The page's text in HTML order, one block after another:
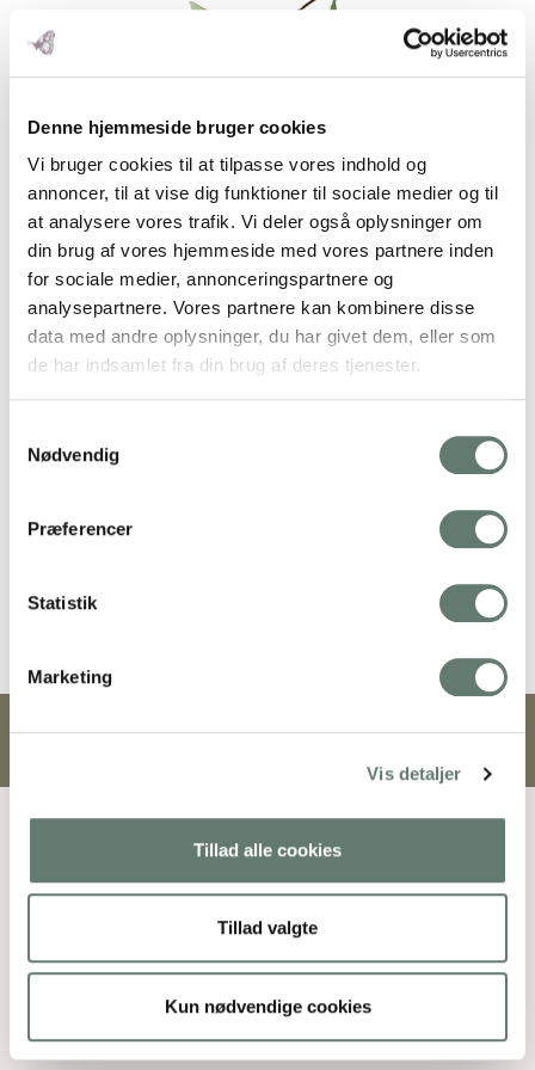
Denne hjemmeside bruger cookies
Vi bruger cookies til at tilpasse vores indhold og
annoncer, til at vise dig funktioner til sociale medier og til
at analysere vores trafik. Vi deler også oplysninger om
din brug af vores hjemmeside med vores partnere inden
for sociale medier, annonceringspartnere og
analysepartnere. Vores partnere kan kombinere disse
data med andre oplysninger, du har givet dem, eller som
de har indsamlet fra din brug af deres tjenester.
Nødvendig
Præferencer
Statistik
Marketing
Vis detaljer
Tillad alle cookies
Tillad valgte
Kun nødvendige cookies
Downloads:full (992x1403)|large (724x1024)|medium
Mothering Guiding | CVR 28237618 | rose@rosemaimonide.com |
Copyright 2026 – Rose Maimonide. All Rights Reserved. Webdesign by